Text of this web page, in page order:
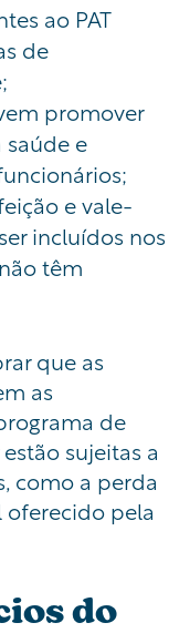
ao PAT
de
promover
e
e vale-
incluídos nos
têm
que as
as
de
sujeitas a
como a perda
pela
do